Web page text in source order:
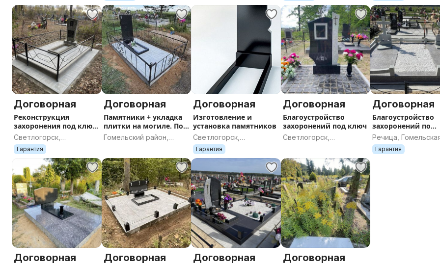
Договорная
Реконструкция
захоронения под ключ.
Демонтаж + новый
комплекс +
благоустройство.
Светлогорск,
Гомельская область
Гарантия
Договорная
Памятники + укладка
плитки на могиле. Под
ключ. Фото работ.
Гомельский район,
Договорная
Изготовление и
установка памятников
Светлогорск,
Гомельская область
Гарантия
Договорная
Благоустройство
захоронений под ключ
Светлогорск,
Договорная
Благоустройство
захоронений по
индивидуальным
эскизам
Речица,
область
Гарантия
Договорная Договорная Договорная Договорная